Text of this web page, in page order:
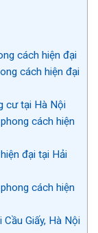
cách hiện đại
cách hiện đại
cư tại Hà Nội
cách hiện
đại tại Hải
cách hiện
Giấy, Hà Nội